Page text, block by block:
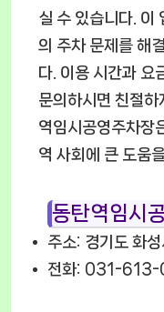
실 수 있습니다. 이
의 주차 문제를 해
다. 이용 시간과 요
문의하시면 친절하
역임시공영주차장
역 사회에 큰 도움
동탄역임시
주소: 경기도 화
전화: 031-613-